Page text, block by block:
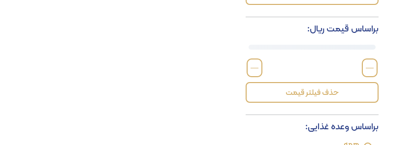
براساس قیمت ریال:
—
—
حذف فیلتر قیمت
براساس وعده غذایی: